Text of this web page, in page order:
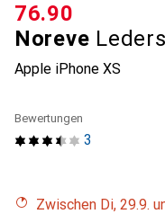
Noreve
Apple iPhone XS
CHF
76.90
3
Bewertungen
Zwischen Di, 29.9.